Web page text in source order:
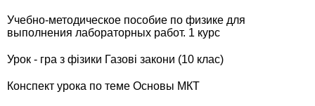
Учебно-методическое пособие по физике для
выполнения лабораторных работ. 1 курс
Урок - гра з фізики Газові закони (10 клас)
Конспект урока по теме Основы МКТ